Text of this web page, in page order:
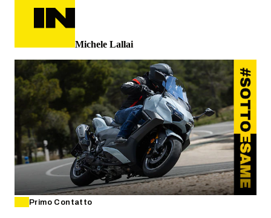
Michele Lallai
Primo Contatto